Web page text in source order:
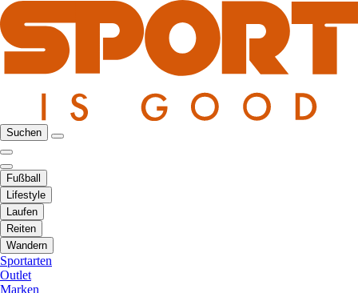
Suchen
Fußball
Lifestyle
Laufen
Reiten
Wandern
Sportarten
Outlet
Marken